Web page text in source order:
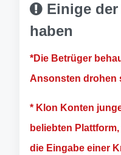
Einige
haben
*Die Betrüger
Ansonsten drohen
* Klon Konten
beliebten
die Eingabe einer